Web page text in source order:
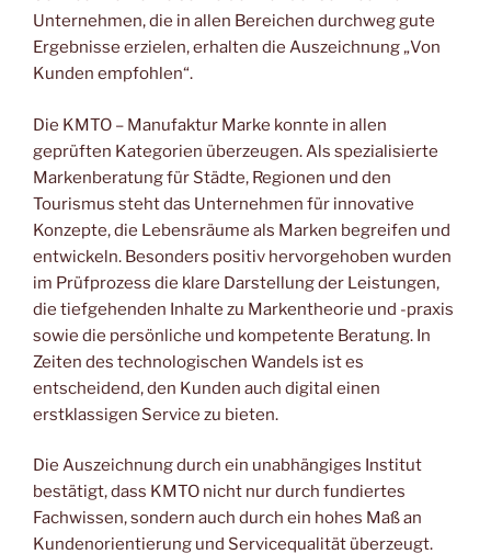
Unternehmen, die in allen Bereichen durchweg gute
Ergebnisse erzielen, erhalten die Auszeichnung „Von
Kunden empfohlen“.
Die KMTO – Manufaktur Marke konnte in allen
geprüften Kategorien überzeugen. Als spezialisierte
Markenberatung für Städte, Regionen und den
Tourismus steht das Unternehmen für innovative
Konzepte, die Lebensräume als Marken begreifen und
entwickeln. Besonders positiv hervorgehoben wurden
im Prüfprozess die klare Darstellung der Leistungen,
die tiefgehenden Inhalte zu Markentheorie und -praxis
sowie die persönliche und kompetente Beratung. In
Zeiten des technologischen Wandels ist es
entscheidend, den Kunden auch digital einen
erstklassigen Service zu bieten.
Die Auszeichnung durch ein unabhängiges Institut
bestätigt, dass KMTO nicht nur durch fundiertes
Fachwissen, sondern auch durch ein hohes Maß an
Kundenorientierung und Servicequalität überzeugt.